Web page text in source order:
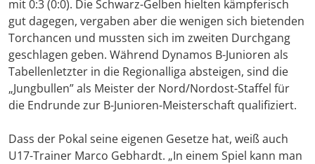
mit 0:3 (0:0). Die Schwarz-Gelben hielten kämpferisch
gut dagegen, vergaben aber die wenigen sich bietenden
Torchancen und mussten sich im zweiten Durchgang
geschlagen geben. Während Dynamos B-Junioren als
Tabellenletzter in die Regionalliga absteigen, sind die
„Jungbullen” als Meister der Nord/Nordost-Staffel für
die Endrunde zur B-Junioren-Meisterschaft qualifiziert.
Dass der Pokal seine eigenen Gesetze hat, weiß auch
U17-Trainer Marco Gebhardt. „In einem Spiel kann man